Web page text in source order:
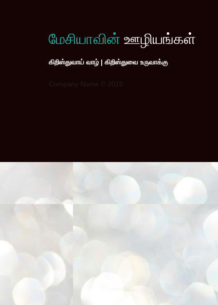
மேசியாவின் ஊழியங்கள்
கிறிஸ்துவாய் வாழ் | கிறிஸ்துவை உருவாக்கு
Company Name © 2015